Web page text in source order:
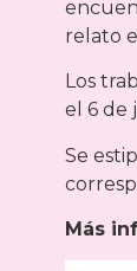
relato
Los
el 6 de
Se
Más